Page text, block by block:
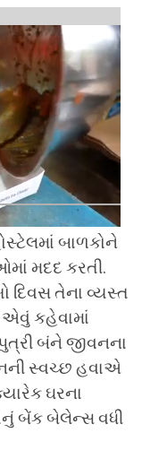
બાળકોને
મદદ કરતી.
તેના વ્યસ્ત
કહેવામાં
બંને જીવનના
સ્વચ્છ હવાએ
ઘરના
બેંક બેલેન્સ વધી